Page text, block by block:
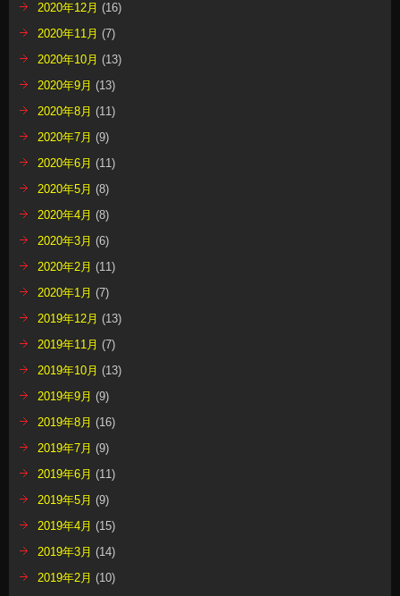
2020年12月 (16)
2020年11月 (7)
2020年10月 (13)
2020年9月 (13)
2020年8月 (11)
2020年7月 (9)
2020年6月 (11)
2020年5月 (8)
2020年4月 (8)
2020年3月 (6)
2020年2月 (11)
2020年1月 (7)
2019年12月 (13)
2019年11月 (7)
2019年10月 (13)
2019年9月 (9)
2019年8月 (16)
2019年7月 (9)
2019年6月 (11)
2019年5月 (9)
2019年4月 (15)
2019年3月 (14)
2019年2月 (10)